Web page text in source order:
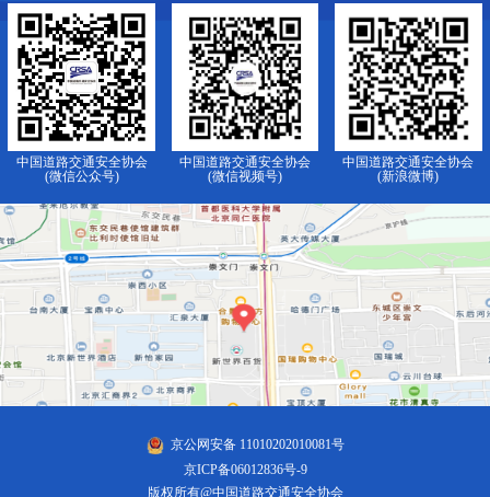
中国道路交通安全协会
(微信公众号)
中国道路交通安全协会
(微信视频号)
中国道路交通安全协会
(新浪微博)
京公网安备 11010202010081号
京ICP备06012836号-9
版权所有@中国道路交通安全协会